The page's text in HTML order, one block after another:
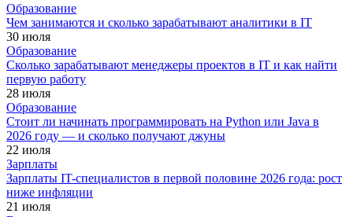
Образование
Чем занимаются и сколько зарабатывают аналитики в IT
30 июля
Образование
Сколько зарабатывают менеджеры проектов в IT и как найти
первую работу
28 июля
Образование
Стоит ли начинать программировать на Python или Java в
2026 году — и сколько получают джуны
22 июля
Зарплаты
Зарплаты IT-специалистов в первой половине 2026 года: рост
ниже инфляции
21 июля